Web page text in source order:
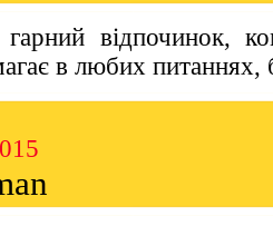
відпочинок,
в любих